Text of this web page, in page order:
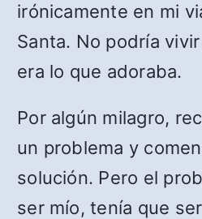
irónicamente en mi
Santa. No podría
era lo que adoraba.
Por algún milagro,
un problema y
solución. Pero el
ser mío, tenía que